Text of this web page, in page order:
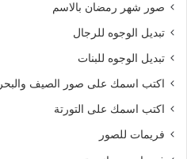
صور شهر رمضان بالاسم
تبديل الوجوه للرجال
تبديل الوجوه للبنات
اكتب اسمك على صور الصيف والبحر
اكتب اسمك على التورتة
فريمات للصور